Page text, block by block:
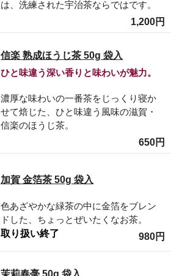
は、洗練された宇治茶ならではです。
1,200円
信楽 熟成ほうじ茶 50g 袋入
ひと味違う深い香りと味わいが魅力。
濃厚な味わいの一番茶をじっくり寝か
せて焙じた、ひと味違う風味の滋賀・
信楽のほうじ茶。
650円
加賀 金箔茶 50g 袋入
色あざやかな緑茶の中に金箔をブレン
ドした、ちょっとぜいたくなお茶。
取り扱い終了
980円
茉莉春毫 50g 袋入